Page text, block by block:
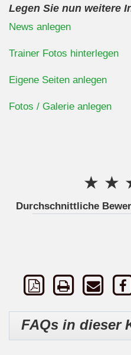
Legen Sie nun weitere
News anlegen
Trainer Fotos hinterlegen
Eigene Seiten anlegen
Fotos / Galerie anlegen
★
★
Durchschnittliche
FAQs in dieser